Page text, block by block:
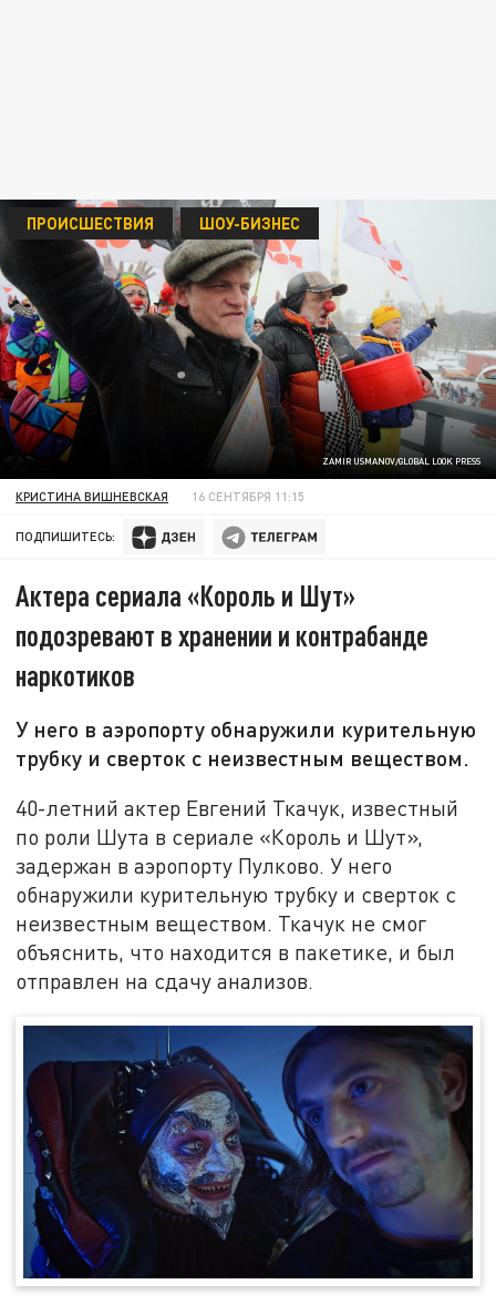
ZAMIR USMANOV/GLOBAL LOOK PRESS
ПРОИСШЕСТВИЯ ШОУ-БИЗНЕС
КРИСТИНА ВИШНЕВСКАЯ 16 СЕНТЯБРЯ 11:15
ПОДПИШИТЕСЬ:
Актера сериала «Король и Шут»
подозревают в хранении и контрабанде
наркотиков
У него в аэропорту обнаружили курительную
трубку и сверток с неизвестным веществом.
40-летний актер Евгений Ткачук, известный
по роли Шута в сериале «Король и Шут»,
задержан в аэропорту Пулково. У него
обнаружили курительную трубку и сверток с
неизвестным веществом. Ткачук не смог
объяснить, что находится в пакетике, и был
отправлен на сдачу анализов.